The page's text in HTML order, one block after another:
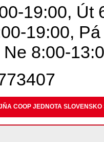
19:00, Út
19:00,
8:00-
COOP JEDNOTA SLOVENSKO